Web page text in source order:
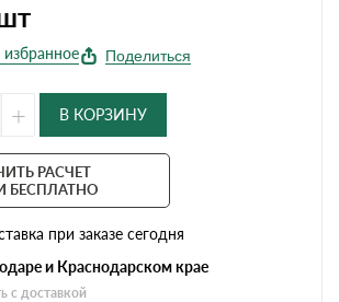
Поделиться
+ В КОРЗИНУ
РАСЧЕТ
БЕСПЛАТНО
при заказе сегодня
и Краснодарском крае
с доставкой